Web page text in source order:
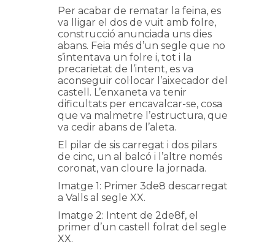
Per acabar de rematar la feina, es
va lligar el dos de vuit amb folre,
construcció anunciada uns dies
abans. Feia més d’un segle que no
s’intentava un folre i, tot i la
precarietat de l’intent, es va
aconseguir col·locar l’aixecador del
castell. L’enxaneta va tenir
dificultats per encavalcar-se, cosa
que va malmetre l’estructura, que
va cedir abans de l’aleta.
El pilar de sis carregat i dos pilars
de cinc, un al balcó i l’altre només
coronat, van cloure la jornada.
Imatge 1: Primer 3de8 descarregat
a Valls al segle XX.
Imatge 2: Intent de 2de8f, el
primer d’un castell folrat del segle
XX.